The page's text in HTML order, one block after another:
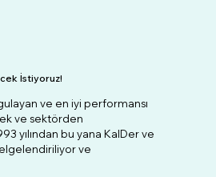
İstiyoruz!
ve en iyi performansı
ve sektörden
yılından bu yana KalDer ve
ve